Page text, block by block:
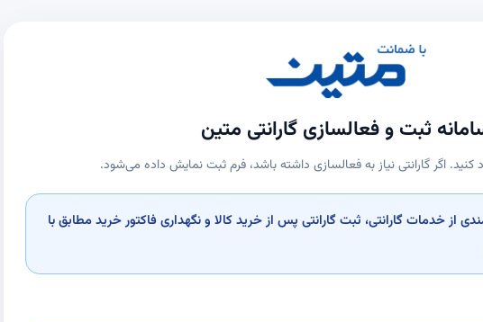
ثبت و فعالسازی گارانتی متین
کنید. اگر گارانتی نیاز به فعالسازی داشته باشد، فرم ثبت نمایش داده می‌شود.
از خدمات گارانتی، ثبت گارانتی پس از خرید کالا و نگهداری فاکتور خرید مطابق با